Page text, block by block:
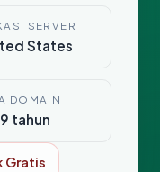
SERVER
States
DOMAIN
tahun
Gratis